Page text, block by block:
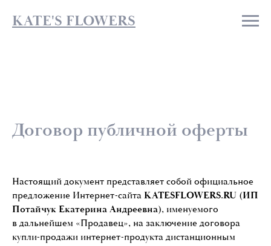
KATE'S FLOWERS
Договор публичной оферты
Настоящий документ представляет собой официальное
предложение Интернет-сайта KATESFLOWERS.RU (ИП
Потайчук Екатерина Андреевна), именуемого
в дальнейшем «Продавец», на заключение договора
купли-продажи интернет-продукта дистанционным